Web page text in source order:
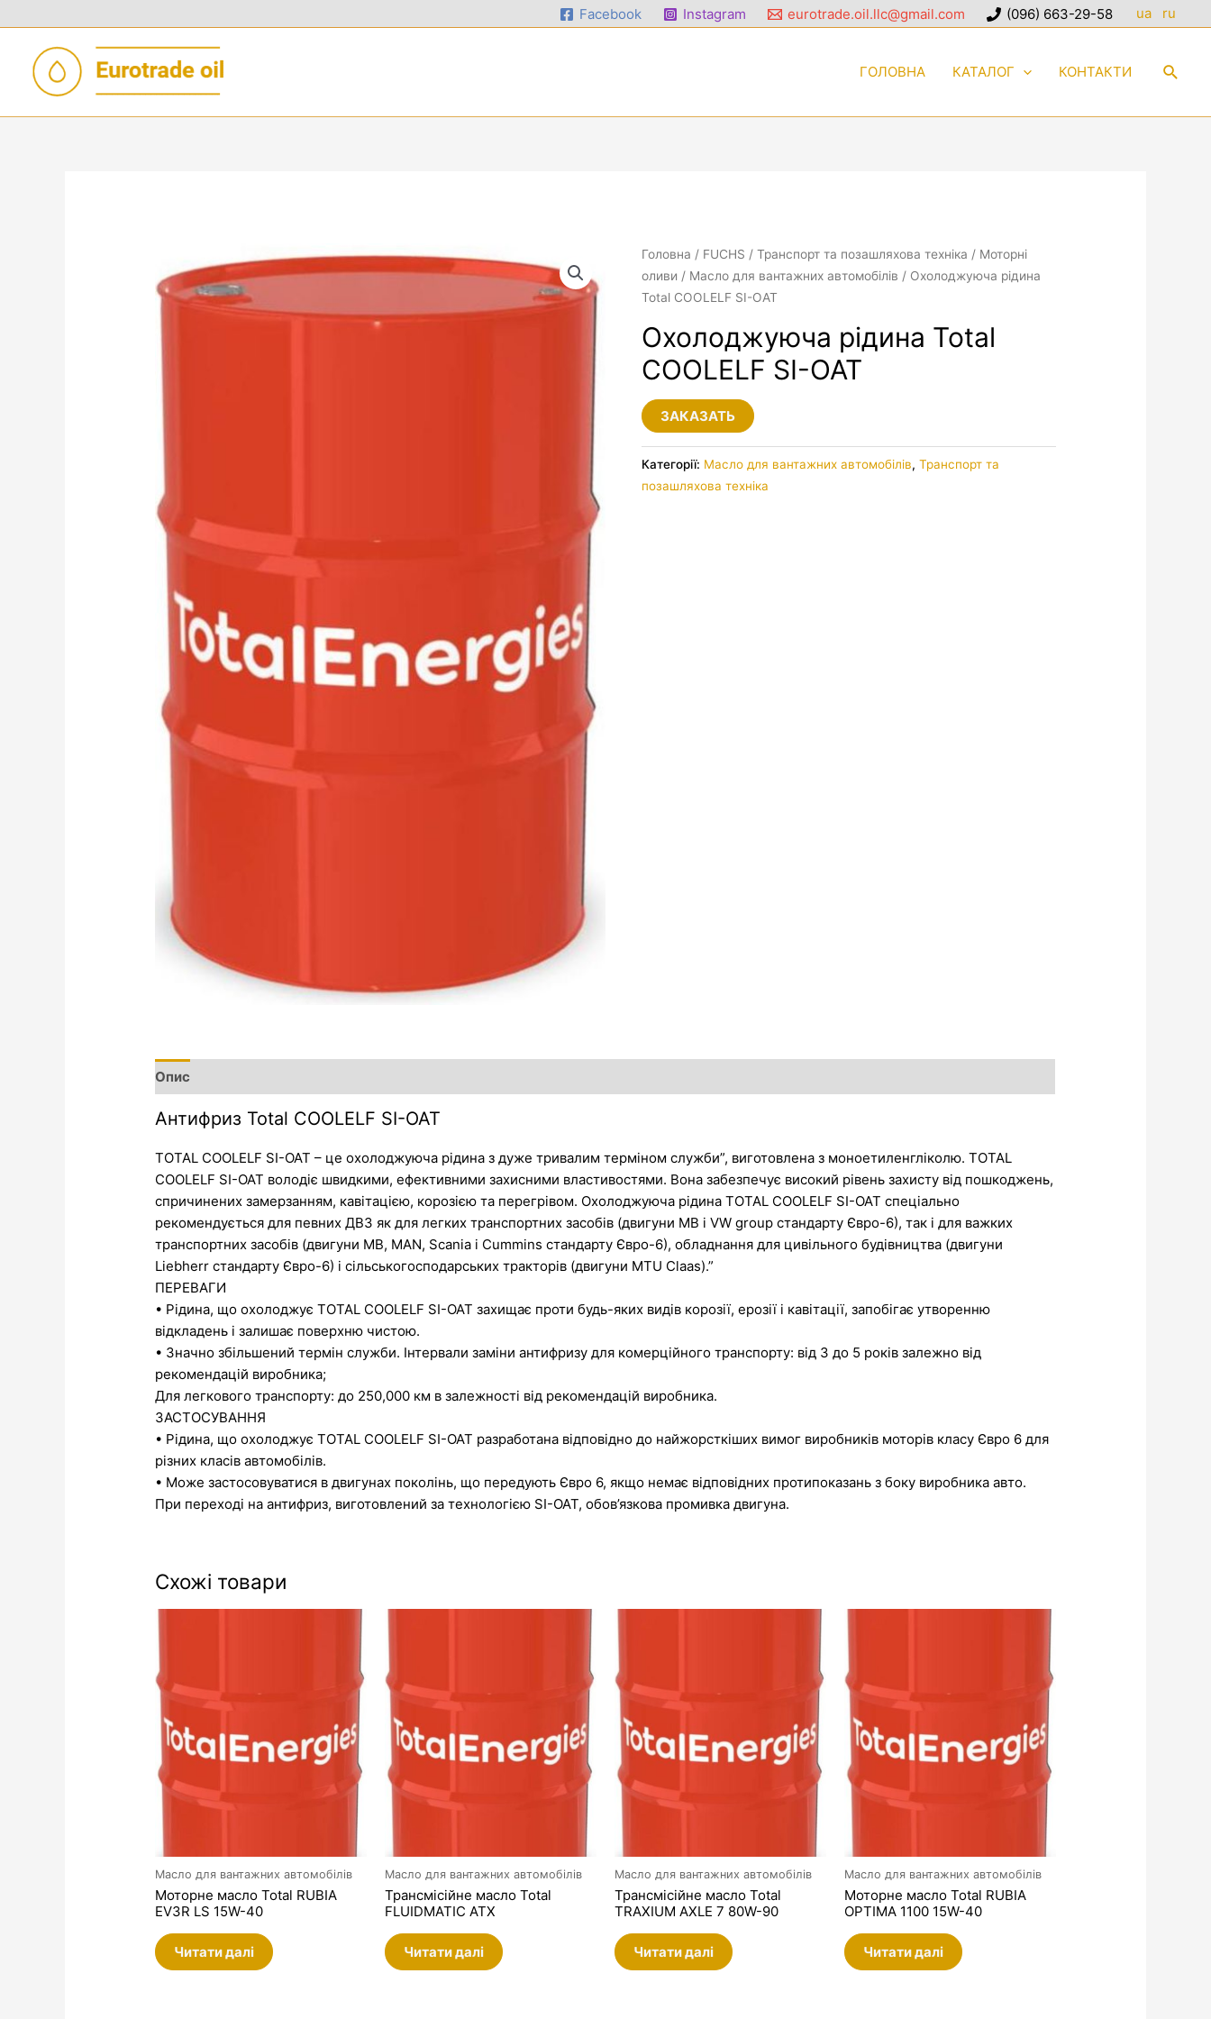
Facebook Instagram eurotrade.oil.llc@gmail.com (096) 663-29-58 ua ru
ГОЛОВНА КАТАЛОГ КОНТАКТИ
Головна / FUCHS / Транспорт та позашляхова техніка / Моторні
оливи / Масло для вантажних автомобілів / Охолоджуюча рідина
Total COOLELF SI-OAT
Охолоджуюча рідина Total
COOLELF SI-OAT
ЗАКАЗАТЬ
Категорії: Масло для вантажних автомобілів, Транспорт та
позашляхова техніка
Опис
Антифриз Total COOLELF SI-OAT
TOTAL COOLELF SI-OAT – це охолоджуюча рідина з дуже тривалим терміном служби”, виготовлена з моноетиленгліколю. TOTAL
COOLELF SI-OAT володіє швидкими, ефективними захисними властивостями. Вона забезпечує високий рівень захисту від пошкоджень,
спричинених замерзанням, кавітацією, корозією та перегрівом. Охолоджуюча рідина TOTAL COOLELF SI-OAT спеціально
рекомендується для певних ДВЗ як для легких транспортних засобів (двигуни MB і VW group стандарту Євро-6), так і для важких
транспортних засобів (двигуни MB, MAN, Scania і Cummins стандарту Євро-6), обладнання для цивільного будівництва (двигуни
Liebherr стандарту Євро-6) і сільськогосподарських тракторів (двигуни MTU Claas).”
ПЕРЕВАГИ
• Рідина, що охолоджує TOTAL COOLELF SI-OAT захищає проти будь-яких видів корозії, ерозії і кавітації, запобігає утворенню
відкладень і залишає поверхню чистою.
• Значно збільшений термін служби. Інтервали заміни антифризу для комерційного транспорту: від 3 до 5 років залежно від
рекомендацій виробника;
Для легкового транспорту: до 250,000 км в залежності від рекомендацій виробника.
ЗАСТОСУВАННЯ
• Рідина, що охолоджує TOTAL COOLELF SI-OAT разработана відповідно до найжорсткіших вимог виробників моторів класу Євро 6 для
різних класів автомобілів.
• Може застосовуватися в двигунах поколінь, що передують Євро 6, якщо немає відповідних протипоказань з боку виробника авто.
При переході на антифриз, виготовлений за технологією SI-OAT, обов’язкова промивка двигуна.
Схожі товари
Масло для вантажних автомобілів
Моторне масло Total RUBIA
EV3R LS 15W-40
Читати далі
Масло для вантажних автомобілів
Трансмісійне масло Total
FLUIDMATIC ATX
Читати далі
Масло для вантажних автомобілів
Трансмісійне масло Total
TRAXIUM AXLE 7 80W-90
Читати далі
Масло для вантажних автомобілів
Моторне масло Total RUBIA
OPTIMA 1100 15W-40
Читати далі